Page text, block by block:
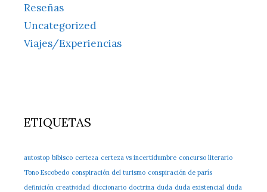
Reseñas
Uncategorized
Viajes/Experiencias
ETIQUETAS
autostop bibisco certeza certeza vs incertidumbre concurso literario
Tono Escobedo conspiración del turismo conspiración de parís
definición creatividad diccionario doctrina duda duda existencial duda